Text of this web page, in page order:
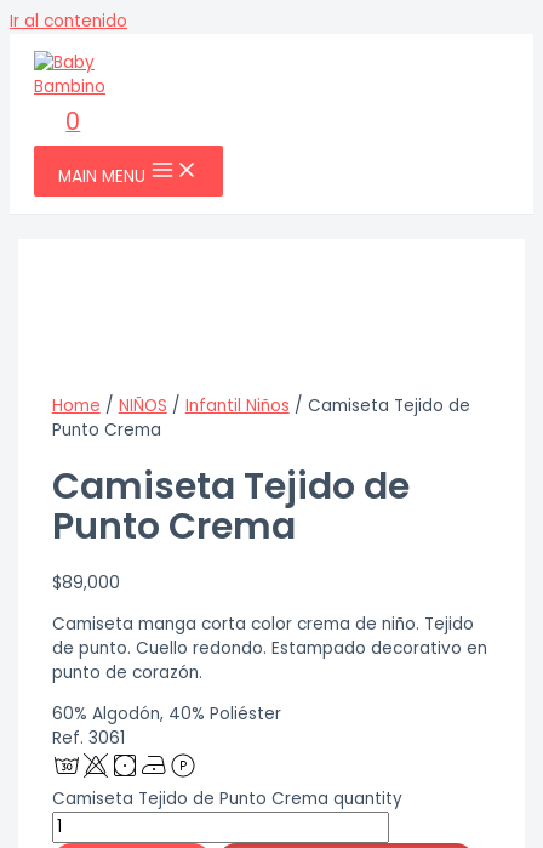
Ir al contenido
0
MAIN MENU
Home / NIÑOS / Infantil Niños / Camiseta Tejido de
Punto Crema
Camiseta Tejido de
Punto Crema
$89,000
Camiseta manga corta color crema de niño. Tejido
de punto. Cuello redondo. Estampado decorativo en
punto de corazón.
60% Algodón, 40% Poliéster
Ref. 3061
Camiseta Tejido de Punto Crema quantity